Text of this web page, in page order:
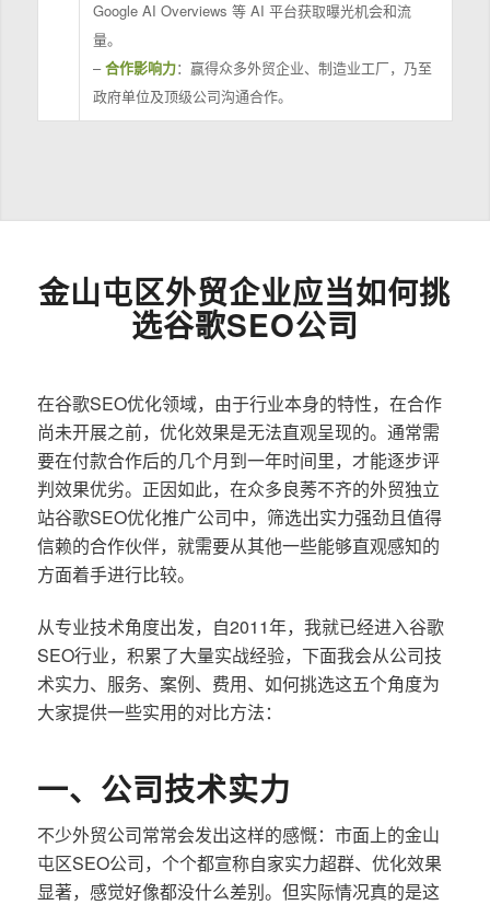
Google AI Overviews 等 AI 平台获取曝光机会和流
量。
–合作影响力：赢得众多外贸企业、制造业工厂，乃至
政府单位及顶级公司沟通合作。
金山屯区外贸企业应当如何挑
选谷歌SEO公司
在谷歌SEO优化领域，由于行业本身的特性，在合作
尚未开展之前，优化效果是无法直观呈现的。通常需
要在付款合作后的几个月到一年时间里，才能逐步评
判效果优劣。正因如此，在众多良莠不齐的外贸独立
站谷歌SEO优化推广公司中，筛选出实力强劲且值得
信赖的合作伙伴，就需要从其他一些能够直观感知的
方面着手进行比较。
从专业技术角度出发，自2011年，我就已经进入谷歌
SEO行业，积累了大量实战经验，下面我会从公司技
术实力、服务、案例、费用、如何挑选这五个角度为
大家提供一些实用的对比方法：
一、公司技术实力
不少外贸公司常常会发出这样的感慨：市面上的金山
屯区SEO公司，个个都宣称自家实力超群、优化效果
显著，感觉好像都没什么差别。但实际情况真的是这